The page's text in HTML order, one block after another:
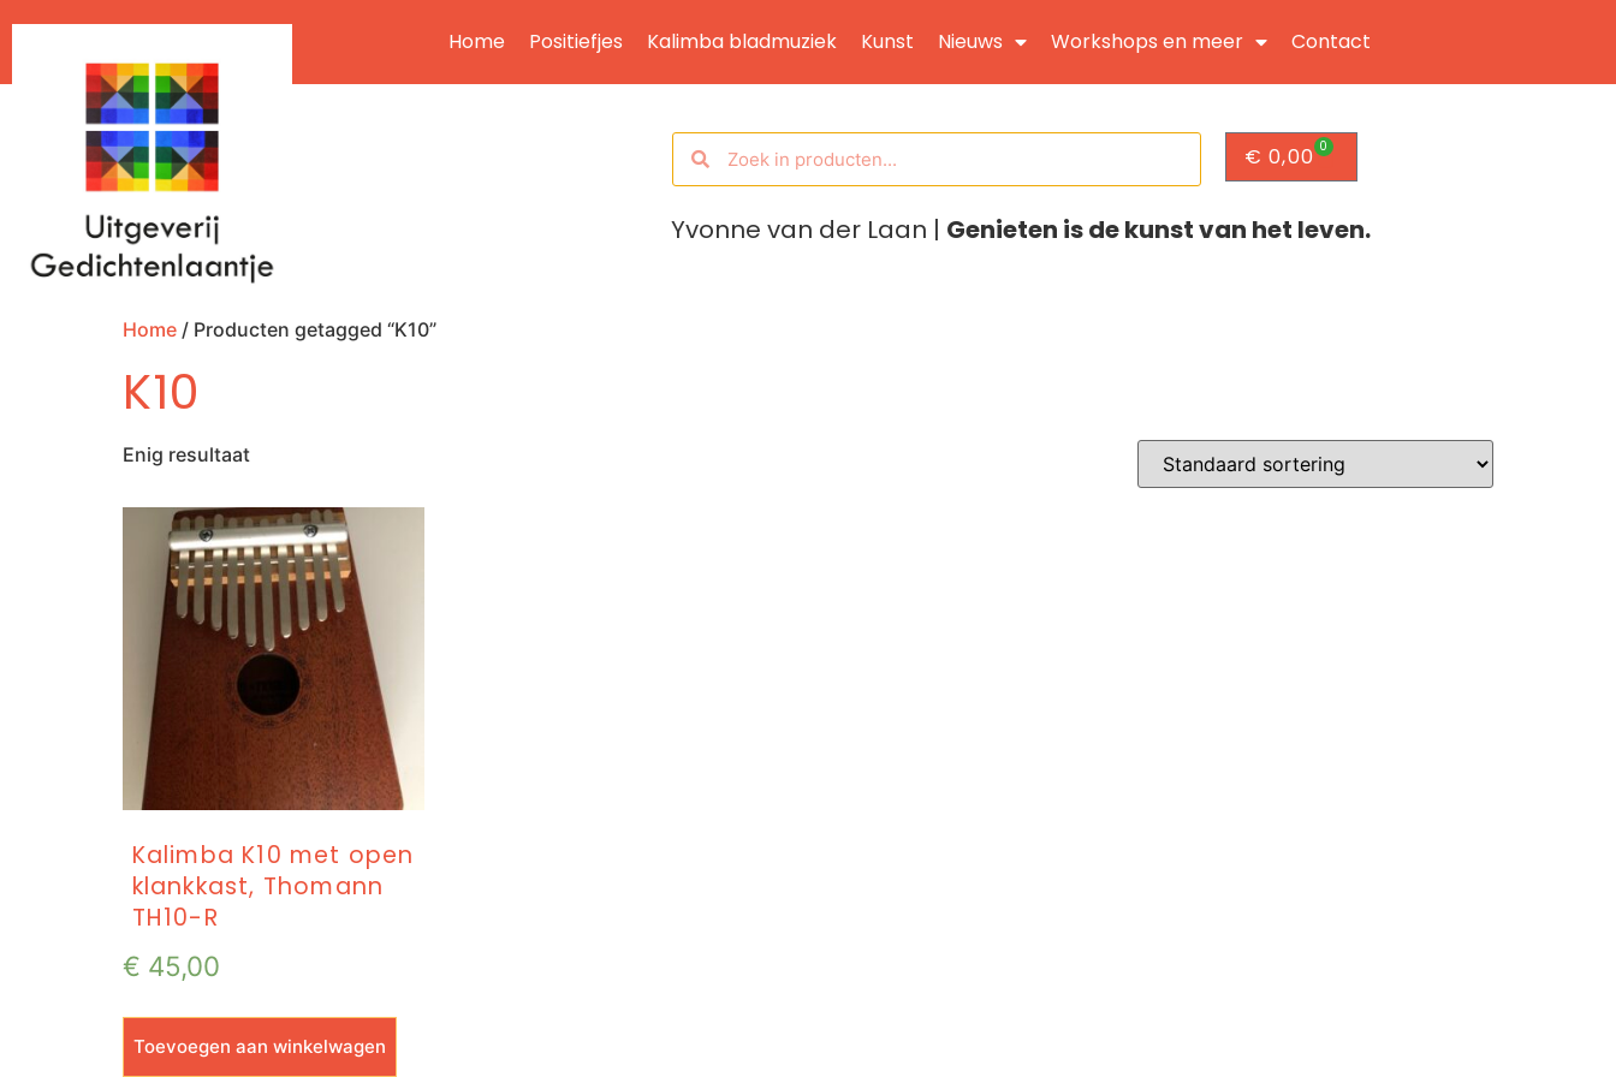
Home Positiefjes Kalimba bladmuziek Kunst Nieuws Workshops en meer Contact
€ 0,00 0
Yvonne van der Laan | Genieten is de kunst van het leven.
Home / Producten getagged “K10”
K10
Enig resultaat
Kalimba K10 met open
klankkast, Thomann
TH10-R
€ 45,00
Toevoegen aan winkelwagen